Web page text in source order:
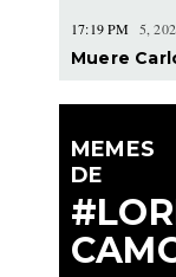
17:19 PM 5,
Muere
MEMES
DE